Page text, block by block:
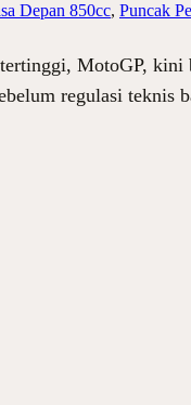
Depan 850cc, Puncak
MotoGP, kini
regulasi teknis